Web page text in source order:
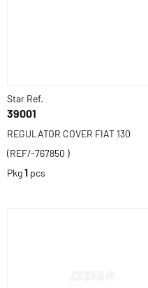
Star Ref.
39001
REGULATOR COVER FIAT 130
(REF/-767850 )
Pkg1 pcs